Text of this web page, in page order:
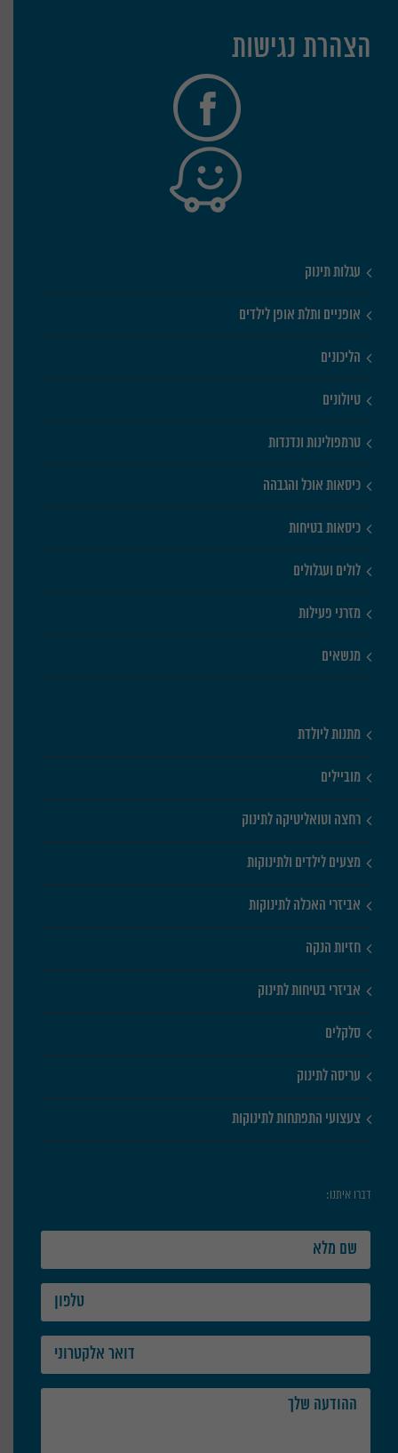
הצהרת נגישות
עגלות תינוק
אופניים ותלת אופן לילדים
הליכונים
טיולונים
טרמפולינות ונדנדות
כיסאות אוכל והגבהה
כיסאות בטיחות
לולים ועגלולים
מזרני פעילות
מנשאים
מתנות ליולדת
מוביילים
רחצה וטואליטיקה לתינוק
מצעים לילדים ולתינוקות
אביזרי האכלה לתינוקות
חזיות הנקה
אביזרי בטיחות לתינוק
סלקלים
עריסה לתינוק
צעצועי התפתחות לתינוקות
דברו איתנו: